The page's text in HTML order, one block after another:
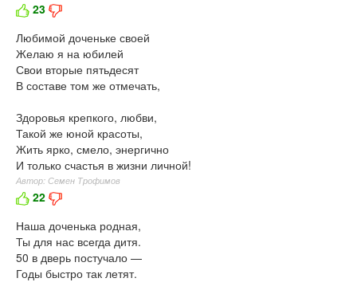
23
Любимой доченьке своей
Желаю я на юбилей
Свои вторые пятьдесят
В составе том же отмечать,
Здоровья крепкого, любви,
Такой же юной красоты,
Жить ярко, смело, энергично
И только счастья в жизни личной!
Автор: Семен Трофимов
22
Наша доченька родная,
Ты для нас всегда дитя.
50 в дверь постучало —
Годы быстро так летят.